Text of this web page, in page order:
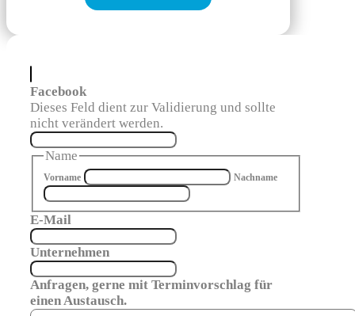
Facebook
Dieses Feld dient zur Validierung und sollte
nicht verändert werden.
Name
Vorname Nachname
E-Mail
Unternehmen
Anfragen, gerne mit Terminvorschlag für
einen Austausch.